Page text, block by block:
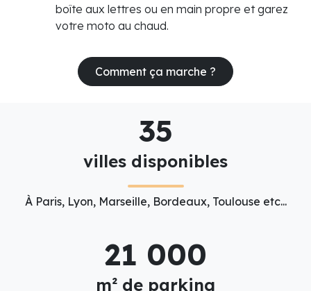
boîte aux lettres ou en main propre et garez
votre moto au chaud.
Comment ça marche ?
35
villes disponibles
À Paris, Lyon, Marseille, Bordeaux, Toulouse etc...
21 000
m² de parking